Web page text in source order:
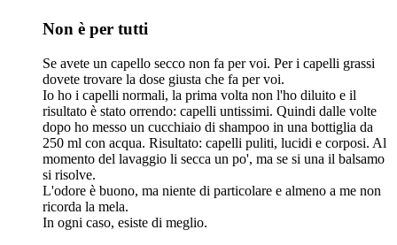
Non è per tutti
Se avete un capello secco non fa per voi. Per i capelli grassi
dovete trovare la dose giusta che fa per voi.
Io ho i capelli normali, la prima volta non l'ho diluito e il
risultato è stato orrendo: capelli untissimi. Quindi dalle volte
dopo ho messo un cucchiaio di shampoo in una bottiglia da
250 ml con acqua. Risultato: capelli puliti, lucidi e corposi. Al
momento del lavaggio li secca un po', ma se si una il balsamo
si risolve.
L'odore è buono, ma niente di particolare e almeno a me non
ricorda la mela.
In ogni caso, esiste di meglio.